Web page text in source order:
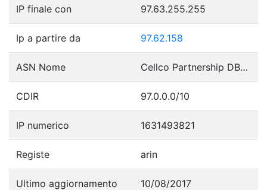
IP finale con 97.63.255.255
Ip a partire da 97.62.158
ASN Nome Cellco Partnership DBA Verizon Wireless
CDIR 97.0.0.0/10
IP numerico 1631493821
Registe arin
Ultimo aggiornamento 10/08/2017